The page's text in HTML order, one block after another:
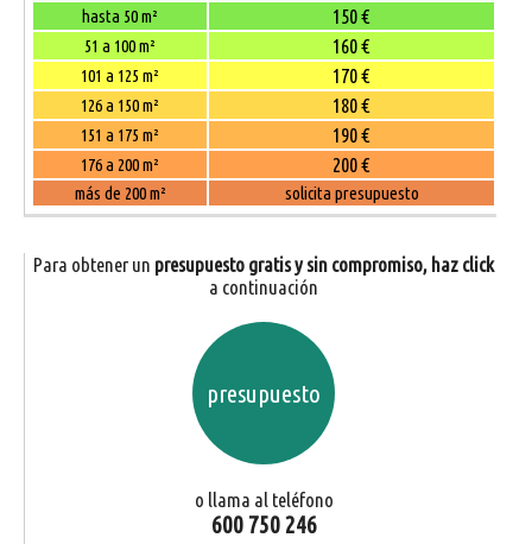
hasta 50 m²
150 €
51 a 100 m² 160 €
101 a 125 m² 170 €
126 a 150 m² 180 €
151 a 175 m² 190 €
176 a 200 m² 200 €
más de 200 m² solicita presupuesto
Para obtener un presupuesto gratis y sin compromiso, haz click
a continuación
presupuesto
o llama al teléfono
600 750 246